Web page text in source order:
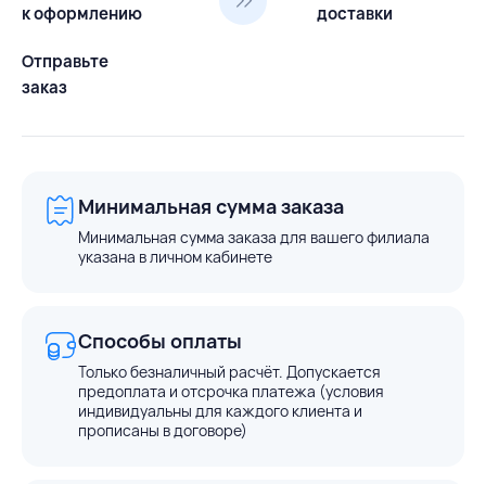
к оформлению
доставки
Отправьте
заказ
Минимальная сумма заказа
Минимальная сумма заказа для вашего филиала
указана в личном кабинете
Способы оплаты
Только безналичный расчёт. Допускается
предоплата и отсрочка платежа (условия
индивидуальны для каждого клиента и
прописаны в договоре)